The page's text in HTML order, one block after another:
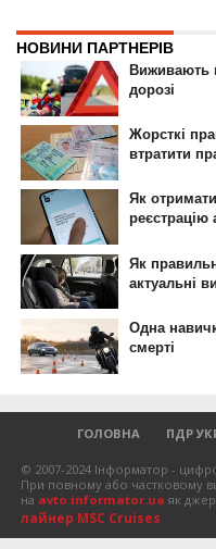
ГОЛОВНА ПДР
© 2007-2024 Інформатор -
При повному або частковому
на avto.informator.ua як
лайнер MSC Cruises